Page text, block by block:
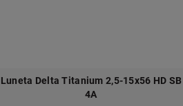
Luneta Delta Titanium 2,5-15x56 HD SB
4A